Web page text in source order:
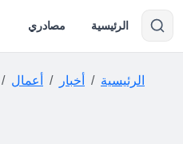
الرئيسية مصادري
الرئيسية أخبار أعمال